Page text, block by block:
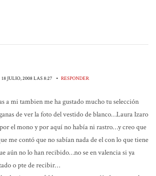
18 JULIO, 2008 LAS 8:27 • RESPONDER
a mi tambien me ha gustado mucho tu selección
de ver la foto del vestido de blanco…Laura Izaro
el mono y por aquí no había ni rastro…y creo que
me contó que no sabían nada de el con lo que tiene
aún no lo han recibido…no se en valencia si ya
o pte de recibir…